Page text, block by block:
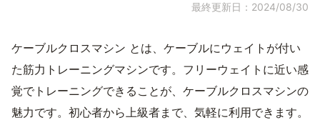
最終更新日：2024/08/30
ケーブルクロスマシン とは、ケーブルにウェイトが付い
た筋力トレーニングマシンです。フリーウェイトに近い感
覚でトレーニングできることが、ケーブルクロスマシンの
魅力です。初心者から上級者まで、気軽に利用できます。